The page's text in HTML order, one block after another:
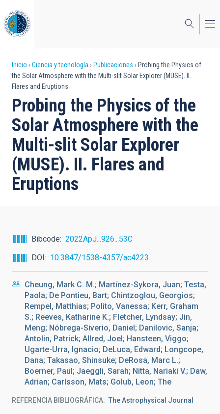
al
contenido
principal
Sobrescribir
enlaces
de
ayuda
a
la
navegación
Inicio Ciencia y tecnología Publicaciones
Probing the Physics of
the Solar Atmosphere with the Multi-slit Solar Explorer (MUSE). II.
Flares and Eruptions
Probing the Physics of the
Solar Atmosphere with the
Multi-slit Solar Explorer
(MUSE). II. Flares and
Eruptions
Bibcode
2022ApJ...926...53C
DOI
10.3847/1538-4357/ac4223
Cheung, Mark C. M.; Martínez-Sykora, Juan; Testa,
Paola; De Pontieu, Bart; Chintzoglou, Georgios;
Rempel, Matthias; Polito, Vanessa; Kerr, Graham
S.; Reeves, Katharine K.; Fletcher, Lyndsay; Jin,
Meng; Nóbrega-Siverio, Daniel; Danilovic, Sanja;
Antolin, Patrick; Allred, Joel; Hansteen, Viggo;
Ugarte-Urra, Ignacio; DeLuca, Edward; Longcope,
Dana; Takasao, Shinsuke; DeRosa, Marc L.;
Boerner, Paul; Jaeggli, Sarah; Nitta, Nariaki V.; Daw,
Adrian; Carlsson, Mats; Golub, Leon; The
REFERENCIA BIBLIOGRÁFICA The Astrophysical Journal